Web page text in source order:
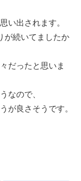
い出されます。
が続いてましたか
だったと思いま
なので、
が良さそうです。